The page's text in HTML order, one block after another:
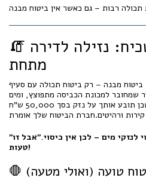
🧯 התרחיש השכיח: נזילה לדירה
מתחת
בקומה 4, ואין לך ביטוח מבנה – רק ביטוח תכולה עם סעיף
שמחובר למכונת הכביסה מתפוצץ, ומים
חודרים לדירה בקומה 3. השכן תובע אותך על נזק בסך 50,000 ש"ח
לנזקי מים – לכן אין כיסוי."אבל זו
טעות!